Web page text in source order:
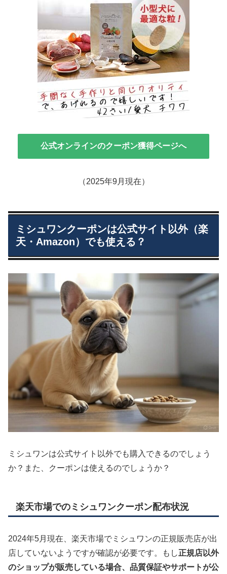
公式オンラインのクーポン獲得ページへ
（2025年9月現在）
ミシュワンクーポンは公式サイト以外（楽
天・Amazon）でも使える？
ミシュワンは公式サイト以外でも購入できるのでしょう
か？また、クーポンは使えるのでしょうか？
楽天市場でのミシュワンクーポン配布状況
2024年5月現在、楽天市場でミシュワンの正規販売店が出
店していないようですが確認が必要です。もし正規店以外
のショップが販売している場合、品質保証やサポートが公